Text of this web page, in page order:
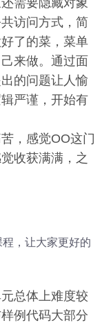
访问方式，简
了的菜，菜单
来做。通过面
的问题让人愉
严谨，开始有
，感觉OO这门
收获满满，之
，让大家更好的
总体上难度较
例代码大部分